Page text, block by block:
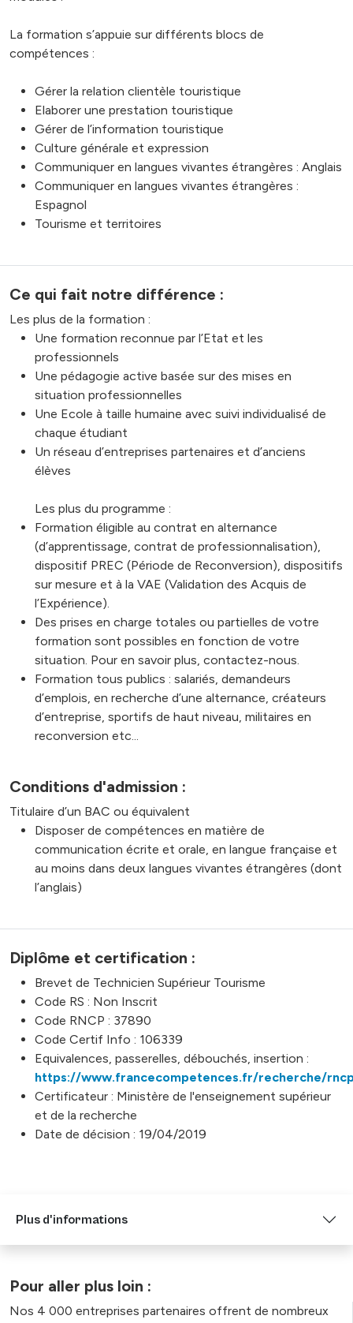
La formation s’appuie sur différents blocs de
compétences :
Gérer la relation clientèle touristique
Elaborer une prestation touristique
Gérer de l’information touristique
Culture générale et expression
Communiquer en langues vivantes étrangères : Anglais
Communiquer en langues vivantes étrangères :
Espagnol
Tourisme et territoires
Ce qui fait notre différence :
Les plus de la formation :
Une formation reconnue par l’Etat et les
professionnels
Une pédagogie active basée sur des mises en
situation professionnelles
Une Ecole à taille humaine avec suivi individualisé de
chaque étudiant
Un réseau d’entreprises partenaires et d’anciens
élèves
Les plus du programme :
Formation éligible au contrat en alternance
(d’apprentissage, contrat de professionnalisation),
dispositif PREC (Période de Reconversion), dispositifs
sur mesure et à la VAE (Validation des Acquis de
l’Expérience).
Des prises en charge totales ou partielles de votre
formation sont possibles en fonction de votre
situation. Pour en savoir plus, contactez-nous.
Formation tous publics : salariés, demandeurs
d’emplois, en recherche d’une alternance, créateurs
d’entreprise, sportifs de haut niveau, militaires en
reconversion etc...
Conditions d'admission :
Titulaire d’un BAC ou équivalent
Disposer de compétences en matière de
communication écrite et orale, en langue française et
au moins dans deux langues vivantes étrangères (dont
l’anglais)
Diplôme et certification :
Brevet de Technicien Supérieur Tourisme
Code RS : Non Inscrit
Code RNCP : 37890
Code Certif Info : 106339
Equivalences, passerelles, débouchés, insertion :
https://www.francecompetences.fr/recherche/
Certificateur : Ministère de l'enseignement supérieur
et de la recherche
Date de décision : 19/04/2019
Plus d'informations
Pour aller plus loin :
Nos 4 000 entreprises partenaires offrent de nombreux